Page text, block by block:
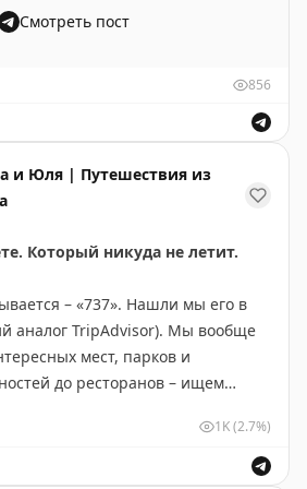
Сочная, без всяких запахов,
гобаожоу– свинина в кисло-
восточная классика. Есть и
на двоих отдали82 юаня
рекомендовать всем, кто
китайскую кухню.
Tiandi, 5 этаж, Циньхуандао
как она там играется, и по
туда. Ей там как в санатории
если хотите, – возвращается
добрую заботу о нашей
эти двое где-то шастали неделю,
– меня кормили, со мной
сдружилась с моими соседями,
году мы с ней ещё
Смотреть пост
856
и Юля | Путешествия из
Который никуда не летит.
– «737». Нашли мы его в
аналог TripAdvisor). Мы вообще
мест, парков и
до ресторанов – ищем
пользуемся одним этим
1K(2.7%)